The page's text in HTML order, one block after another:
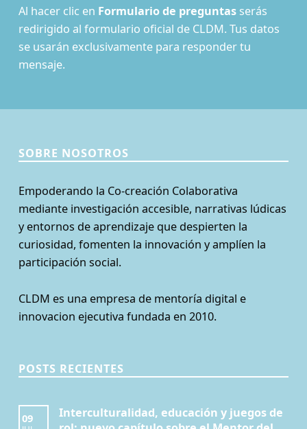
Al hacer clic en Formulario de preguntasserás
redirigido al formulario oficial de CLDM. Tus datos
se usarán exclusivamente para responder tu
mensaje.
SOBRE NOSOTROS
Empoderando la Co-creación Colaborativa
mediante investigación accesible, narrativas lúdicas
y entornos de aprendizaje que despierten la
curiosidad, fomenten la innovación y amplíen la
participación social.
CLDM es una empresa de mentoría digital e
innovacion ejecutiva fundada en 2010.
POSTS RECIENTES
09
Interculturalidad, educación y juegos de